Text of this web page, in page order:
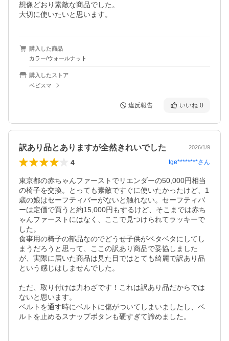
想像どおり素敵な商品でした。
大切に使いたいと思います。
購入した商品
カラー/ウォールナット
購入したストア
ベビスマ
違反報告 いいね 0
訳あり品とありますが全然きれいでした 2026/1/9
4 tge********さん
東京都の赤ちゃんファーストでリエンダーの50,000円相当
の椅子を交換。とっても素敵ですぐに使いたかったけど、1
歳の娘はセーフティバーがないと触れない。セーフティバ
ーは定価で買うと約15,000円もするけど、そこまでは赤ち
ゃんファーストにはなく、ここで見つけられてラッキーで
した。
食事用の椅子の部品なのでどうせ子供がベタベタにしてし
まうだろうと思って、ここの訳あり商品で妥協しました
が、実際に届いた商品は見た目ではとても綺麗で訳あり品
という感じはしませんでした。
ただ、取り付けは力わざです！これは訳あり品だからでは
ないと思います。
ベルトを通す時にベルトに傷がついてしまいましたし、ベ
ルトを止めるスナップボタンも硬すぎて諦めました。